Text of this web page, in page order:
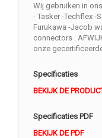
Wij gebruiken in
- Tasker -Techflex -
Furukawa -Jacob
connectors .
onze
Specificaties
BEKIJK DE
Specificaties PDF
BEKIJK DE PDF